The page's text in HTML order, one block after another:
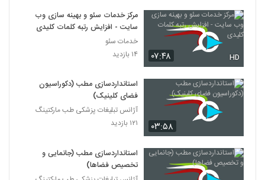
۰۷:۴۸ HD
مرکز خدمات سئو و بهینه سازی وب
سایت - افزایش رتبه کلمات کلیدی
خدمات سئو
۱۴ بازدید
۰۳:۵۸
استانداردسازی مطب (دکوراسیون
فضای کلینیک)
آژانس تبلیغات پزشکی طب مارکتینگ
۱۲۱ بازدید
استانداردسازی مطب (جانمایی و
تخصیص فضاها)